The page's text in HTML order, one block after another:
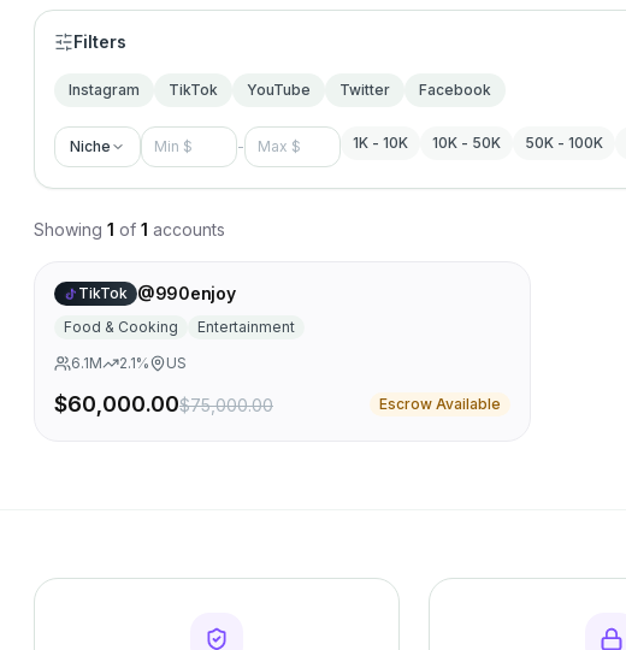
Filters
Instagram TikTok YouTube Twitter Facebook
Niche - 1K - 10K 10K - 50K 50K - 100K
Showing 1 of 1 accounts
TikTok @990enjoy
Food & Cooking
Entertainment
6.1M
2.1% US
$60,000.00$75,000.00 Escrow Available